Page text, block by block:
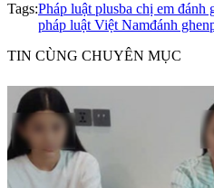
Tags:Pháp luật plusba chị em đánh
pháp luật Việt Namđánh ghen
TIN CÙNG CHUYÊN MỤC